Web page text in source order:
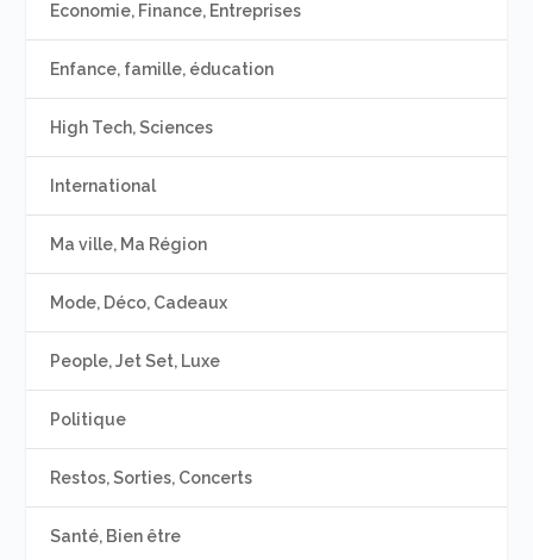
Economie, Finance, Entreprises
Enfance, famille, éducation
High Tech, Sciences
International
Ma ville, Ma Région
Mode, Déco, Cadeaux
People, Jet Set, Luxe
Politique
Restos, Sorties, Concerts
Santé, Bien être